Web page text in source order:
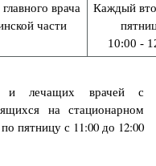
врача
части
Каждый
10:00 -
и лечащих врачей с
на стационарном
пятницу с 11:00 до 12:00